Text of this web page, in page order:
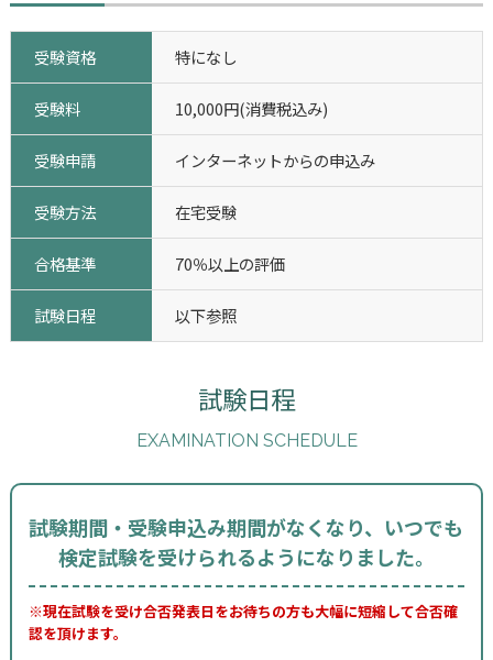
受験資格 特になし
受験料 10,000円(消費税込み)
受験申請 インターネットからの申込み
受験方法 在宅受験
合格基準 70％以上の評価
試験日程 以下参照
試験日程
EXAMINATION SCHEDULE
試験期間・受験申込み期間がなくなり、いつでも
検定試験を受けられるようになりました。
※現在試験を受け合否発表日をお待ちの方も大幅に短縮して合否確
認を頂けます。